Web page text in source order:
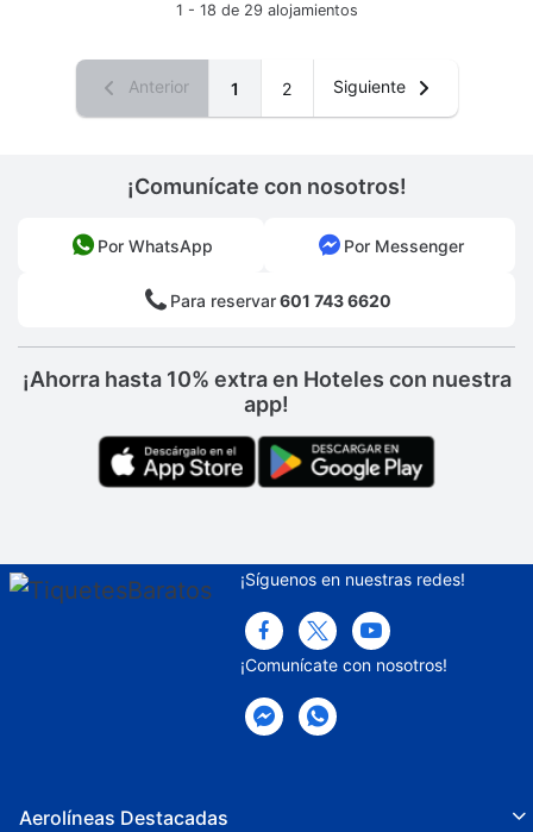
1 - 18 de 29 alojamientos
Anterior 1 2 Siguiente
¡Comunícate con nosotros!
Por WhatsApp Por Messenger
Para reservar601 743 6620
¡Ahorra hasta 10% extra en Hoteles con nuestra
app!
¡Síguenos en nuestras redes!
¡Comunícate con nosotros!
Aerolíneas Destacadas